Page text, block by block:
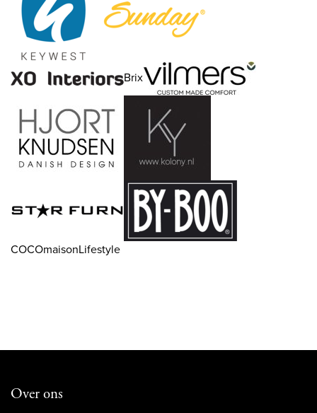
Brix
COCOmaisonLifestyle
Over ons